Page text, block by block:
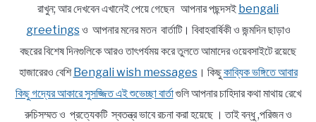
রাখুন; আর দেখবেন এখানেই পেয়ে গেছেন আপনার পছন্দসই bengali
greetingsও আপনার মনের মতন বার্তাটি। বিবাহবার্ষিকী ও জন্মদিন ছাড়াও
বছরের বিশেষ দিনগুলিকে আরও তাৎপর্যময় করে তুলতে আমাদের ওয়েবসাইটে রয়েছে
হাজারেরও বেশিBengali wish messages। কিছুকাব্যিক ভঙ্গিতে আবার
কিছু গদ্যের আকারে সুসজ্জিত এই শুভেচ্ছা বার্তাগুলি আপনার চাহিদার কথা মাথায় রেখে
রুচিসম্মত ও প্রত্যেকটি স্বতন্ত্র ভাবে রচনা করা হয়েছে । তাই বন্ধু ,পরিজন ও